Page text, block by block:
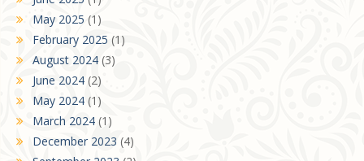
May 2025 (1)
February 2025 (1)
August 2024 (3)
June 2024 (2)
May 2024 (1)
March 2024 (1)
December 2023 (4)